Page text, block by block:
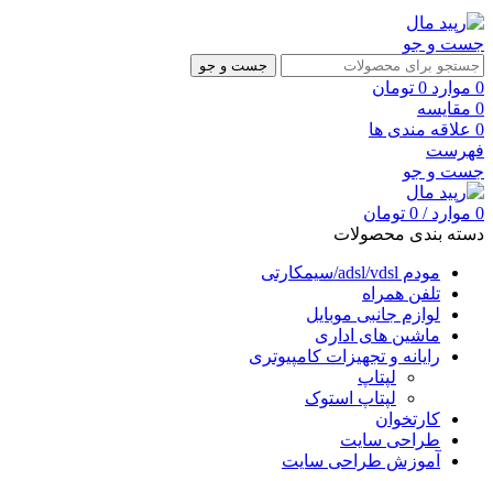
جست و جو
جست و جو
0 موارد 0 تومان
0 مقایسه
0 علاقه مندی ها
فهرست
جست و جو
0 موارد /
0 تومان
دسته بندی محصولات
مودم adsl/vdsl/سیمکارتی
تلفن همراه
لوازم جانبی موبایل
ماشین های اداری
رایانه و تجهیزات کامپیوتری
لپتاپ
لپتاپ استوک
کارتخوان
طراحی سایت
آموزش طراحی سایت